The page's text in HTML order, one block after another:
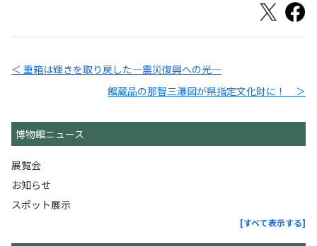
＜ 重箱は輝きを取り戻した―震災復興への光―
館蔵品の那智三瀑図が県指定文化財に！ ＞
博物館ニュース
展覧会
お知らせ
スポット展示
[すべて表示する]